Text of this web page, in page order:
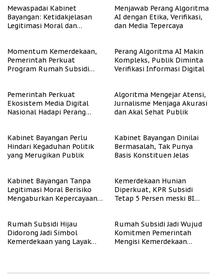
Mewaspadai Kabinet
Bayangan: Ketidakjelasan
Legitimasi Moral dan
Menjawab Perang Algoritma
AI dengan Etika, Verifikasi,
dan Media Tepercaya
Momentum Kemerdekaan,
Pemerintah Perkuat
Program Rumah Subsidi
Perang Algoritma AI Makin
Kompleks, Publik Diminta
Verifikasi Informasi Digital
Pemerintah Perkuat
Ekosistem Media Digital
Nasional Hadapi Perang
Algoritma Mengejar Atensi,
Jurnalisme Menjaga Akurasi
dan Akal Sehat Publik
Kabinet Bayangan Perlu
Hindari Kegaduhan Politik
yang Merugikan Publik
Kabinet Bayangan Dinilai
Bermasalah, Tak Punya
Basis Konstituen Jelas
Kabinet Bayangan Tanpa
Legitimasi Moral Berisiko
Mengaburkan Kepercayaan
Kemerdekaan Hunian
Diperkuat, KPR Subsidi
Tetap 5 Persen meski BI
Rumah Subsidi Hijau
Didorong Jadi Simbol
Kemerdekaan yang Layak
Rumah Subsidi Jadi Wujud
Komitmen Pemerintah
Mengisi Kemerdekaan